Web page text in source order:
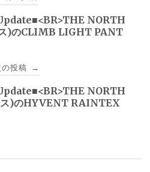
NORTH
)のCLIMB LIGHT PANT
の投稿 →
NORTH
ス)のHYVENT RAINTEX